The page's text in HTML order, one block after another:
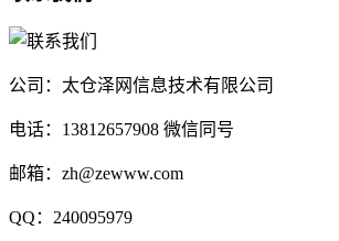
公司：太仓泽网信息技术有限公司
电话：13812657908 微信同号
邮箱：zh@zewww.com
QQ：240095979